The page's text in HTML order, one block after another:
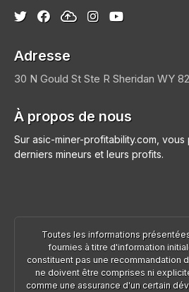
Adresse
30 N Gould St Ste R Sheridan WY
À propos de nous
Sur asic-miner-profitability.com,
derniers mineurs et leurs profits.
Toutes les informations
fournies à titre d'information
constituent pas une recommandation
ne doivent être comprises ni
comme une assurance d'un certain